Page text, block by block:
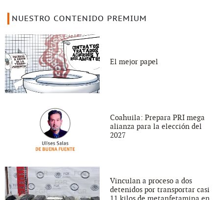
NUESTRO CONTENIDO PREMIUM
El mejor papel
Coahuila: Prepara PRI mega
alianza para la elección del
2027
Vinculan a proceso a dos
detenidos por transportar casi